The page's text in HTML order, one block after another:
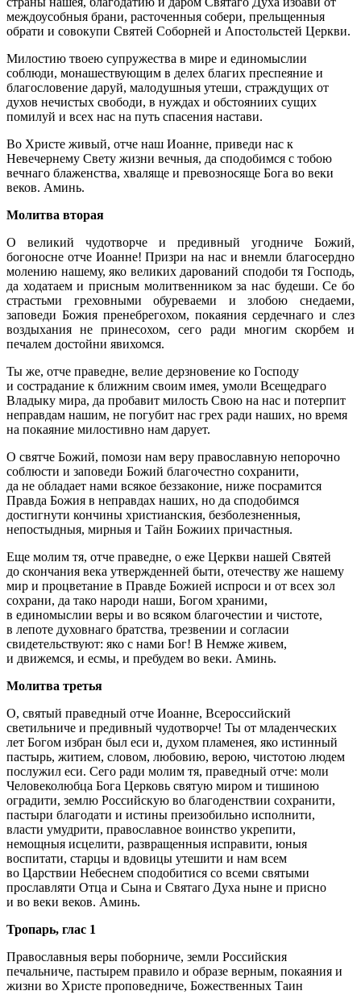
междоусобныя брани, расточенныя собери, прельщенныя
обрати и совокупи Святей Соборней и Апостольстей Церкви.
Милостию твоею супружества в мире и единомыслии
соблюди, монашествующим в делех благих преспеяние и
благословение даруй, малодушныя утеши, страждущих от
духов нечистых свободи, в нуждах и обстояниих сущих
помилуй и всех нас на путь спасения настави.
Во Христе живый, отче наш Иоанне, приведи нас к
Невечернему Свету жизни вечныя, да сподобимся с тобою
вечнаго блаженства, хваляще и превозносяще Бога во веки
веков. Аминь.
Молитва вторая
О великий чудотворче и предивный угодниче Божий,
богоносне отче Иоанне! Призри на нас и внемли благосердно
молению нашему, яко великих дарований сподоби тя Господь,
да ходатаем и присным молитвенником за нас будеши. Се бо
страстьми греховными обуреваеми и злобою снедаеми,
заповеди Божия пренебрегохом, покаяния сердечнаго и слез
воздыхания не принесохом, сего ради многим скорбем и
печалем достойни явихомся.
Ты же, отче праведне, велие дерзновение ко Господу
и сострадание к ближним своим имея, умоли Всещедраго
Владыку мира, да пробавит милость Свою на нас и потерпит
неправдам нашим, не погубит нас грех ради наших, но время
на покаяние милостивно нам дарует.
О святче Божий, помози нам веру православную непорочно
соблюсти и заповеди Божий благочестно сохранити,
да не обладает нами всякое беззаконие, ниже посрамится
Правда Божия в неправдах наших, но да сподобимся
достигнути кончины христианския, безболезненныя,
непостыдныя, мирныя и Тайн Божиих причастныя.
Еще молим тя, отче праведне, о еже Церкви нашей Святей
до скончания века утвержденней быти, отечеству же нашему
мир и процветание в Правде Божией испроси и от всех зол
сохрани, да тако народи наши, Богом храними,
в единомыслии веры и во всяком благочестии и чистоте,
в лепоте духовнаго братства, трезвении и согласии
свидетельствуют: яко с нами Бог! В Немже живем,
и движемся, и есмы, и пребудем во веки. Аминь.
Молитва третья
О, святый праведный отче Иоанне, Всероссийский
светильниче и предивный чудотворче! Ты от младенческих
лет Богом избран был еси и, духом пламенея, яко истинный
пастырь, житием, словом, любовию, верою, чистотою людем
послужил еси. Сего ради молим тя, праведный отче: моли
Человеколюбца Бога Церковь святую миром и тишиною
оградити, землю Российскую во благоденствии сохранити,
пастыри благодати и истины преизобильно исполнити,
власти умудрити, православное воинство укрепити,
немощныя исцелити, развращенныя исправити, юныя
воспитати, старцы и вдовицы утешити и нам всем
во Царствии Небеснем сподобитися со всеми святыми
прославляти Отца и Сына и Святаго Духа ныне и присно
и во веки веков. Аминь.
Тропарь, глас 1
Православныя веры поборниче, земли Российския
печальниче, пастырем правило и образе верным, покаяния и
жизни во Христе проповедниче, Божественных Таин